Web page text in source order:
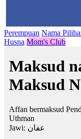
Perempuan Nama
Husna Mom's Club
Maksud
Maksud
Affan bermaksud
Uthman
Jawi: عفان